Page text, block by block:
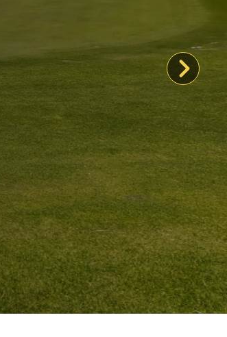
PROGRAMA EMPRESA AMIGA
IOC | ACADEMY
PUBLICACIONES CIENTÍFICAS DE IOC
PRENSA
PATROCINIOS